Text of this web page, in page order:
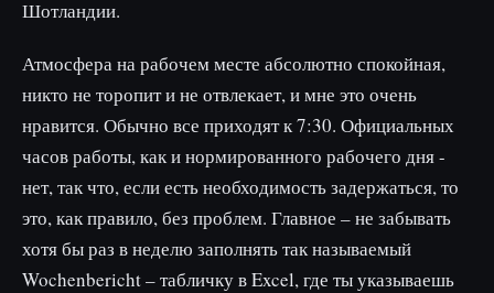
Шотландии.
Атмосфера на рабочем месте абсолютно спокойная,
никто не торопит и не отвлекает, и мне это очень
нравится. Обычно все приходят к 7:30. Официальных
часов работы, как и нормированного рабочего дня -
нет, так что, если есть необходимость задержаться, то
это, как правило, без проблем. Главное – не забывать
хотя бы раз в неделю заполнять так называемый
Wochenbericht – табличку в Excel, где ты указываешь